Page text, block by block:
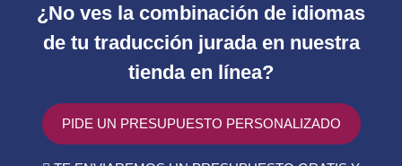
¿No ves la combinación de idiomas
de tu traducción jurada en nuestra
tienda en línea?
PIDE UN PRESUPUESTO PERSONALIZADO